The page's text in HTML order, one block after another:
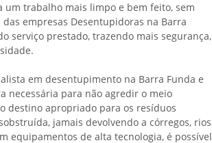
um trabalho mais limpo e bem feito, sem
empresas Desentupidoras na Barra
serviço prestado, trazendo mais segurança,
em desentupimento na Barra Funda e
necessária para não agredir o meio
destino apropriado para os resíduos
jamais devolvendo a córregos, rios
equipamentos de alta tecnologia, é possível